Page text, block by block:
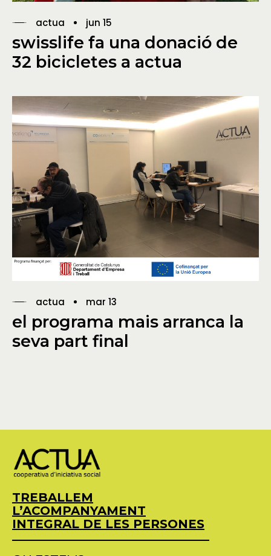
actua jun 15
swisslife fa una donació de
32 bicicletes a actua
actua mar 13
el programa mais arranca la
seva part final
TREBALLEM
L’ACOMPANYAMENT
INTEGRAL DE LES PERSONES